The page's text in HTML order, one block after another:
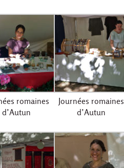
romaines
d’Autun
Journées romaines
d’Autun